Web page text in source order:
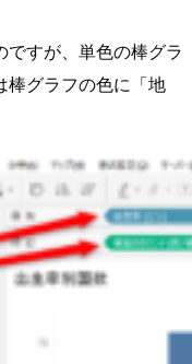
すが、単色の棒グラ
棒グラフの色に「地